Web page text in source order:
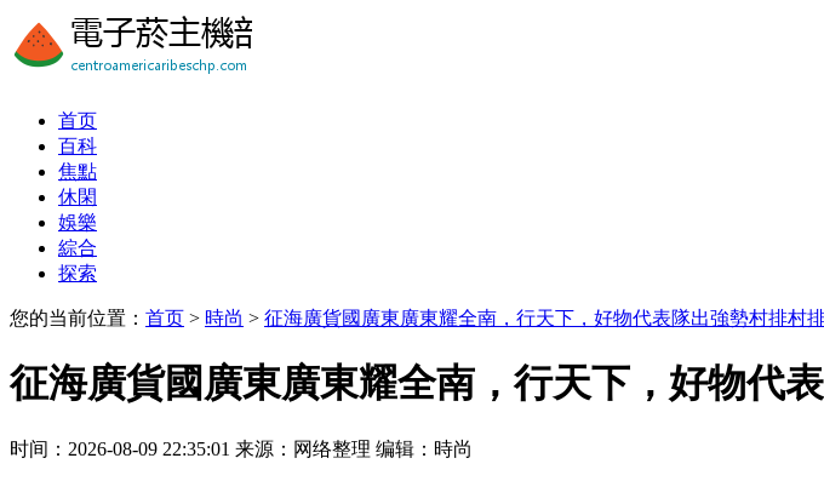
首页
百科
焦點
休閑
娛樂
綜合
探索
您的当前位置： 首页 > 時尚 > 征海廣貨國廣東廣東耀全南，行天下，好物代表隊出強勢村排村
征海廣貨國廣東廣東耀全南，行天下，好物代
时间：2026-08-09 22:35:01 来源：网络整理 编辑：時尚